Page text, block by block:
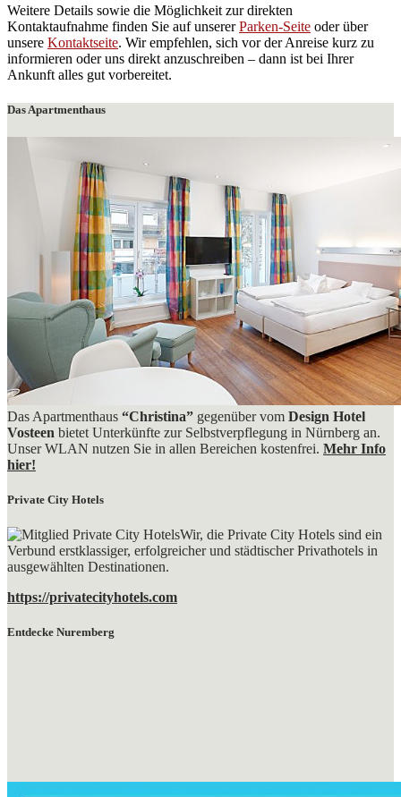
Weitere Details sowie die Möglichkeit zur direkten
Kontaktaufnahme finden Sie auf unsererParken-Seite oder über
unsere Kontaktseite. Wir empfehlen, sich vor der Anreise kurz zu
informieren oder uns direkt anzuschreiben – dann ist bei Ihrer
Ankunft alles gut vorbereitet.
Das Apartmenthaus
Das Apartmenthaus “Christina” gegenüber vom Design Hotel
Vosteen bietet Unterkünfte zur Selbstverpflegung in Nürnberg an.
Unser WLAN nutzen Sie in allen Bereichen kostenfrei. Mehr Info
hier!
Private City Hotels
Wir, die Private City Hotels sind ein
Verbund erstklassiger, erfolgreicher und städtischer Privathotels in
ausgewählten Destinationen.
https://privatecityhotels.com
Entdecke Nuremberg